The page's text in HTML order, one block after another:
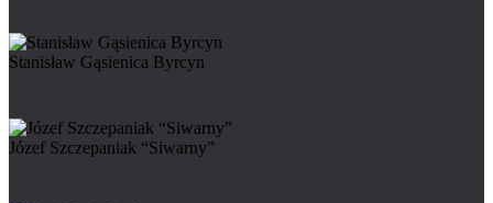
Stanisław Gąsienica Byrcyn
Józef Szczepaniak “Siwarny”